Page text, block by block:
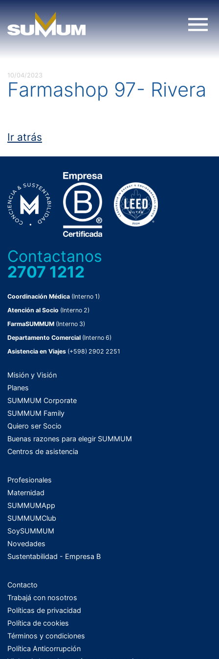
content
10/04/2023
Farmashop 97- Rivera
Ir atrás
Contactanos
2707 1212
Coordinación Médica (Interno 1)
Atención al Socio (Interno 2)
FarmaSUMMUM (Interno 3)
Departamento Comercial (Interno 6)
Asistencia en Viajes (+598) 2902 2251
Misión y Visión
Planes
SUMMUM Corporate
SUMMUM Family
Quiero ser Socio
Buenas razones para elegir SUMMUM
Centros de asistencia
Profesionales
Maternidad
SUMMUMApp
SUMMUMClub
SoySUMMUM
Novedades
Sustentabilidad - Empresa B
Contacto
Trabajá con nosotros
Políticas de privacidad
Política de cookies
Términos y condiciones
Política Anticorrupción